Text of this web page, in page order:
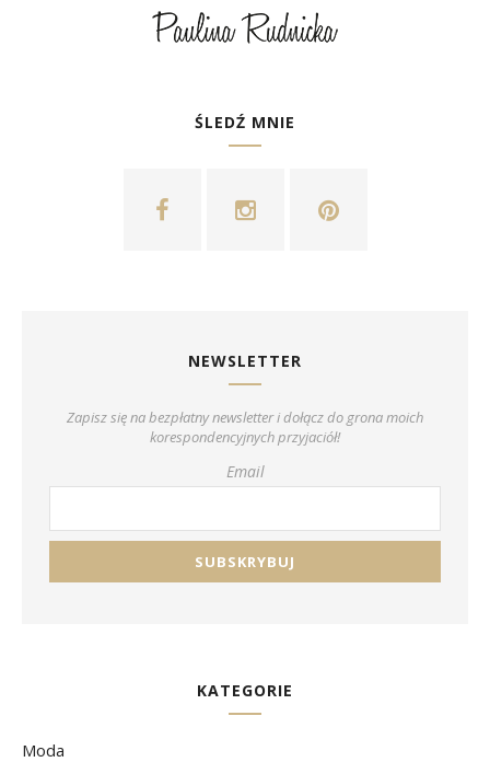
ŚLEDŹ MNIE
NEWSLETTER
Zapisz się na bezpłatny newsletter i dołącz do grona moich
korespondencyjnych przyjaciół!
Email
KATEGORIE
Moda